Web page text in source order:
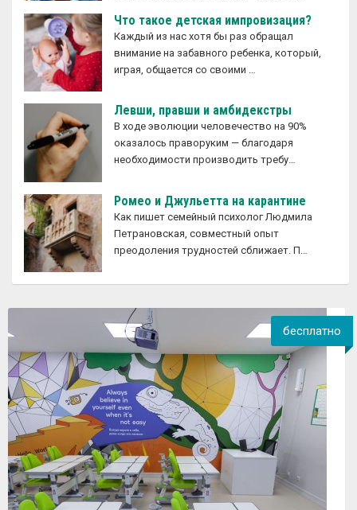
Что такое детская импровизация?
Каждый из нас хотя бы раз обращал
внимание на забавного ребенка, который,
играя, общается со своими …
Левши, правши и амбидекстры
В ходе эволюции человечество на 90%
оказалось праворуким — благодаря
необходимости производить требу…
Ромео и Джульетта на карантине
Как пишет семейный психолог Людмила
Петрановская, совместный опыт
преодоления трудностей сближает. П…
бесплатно